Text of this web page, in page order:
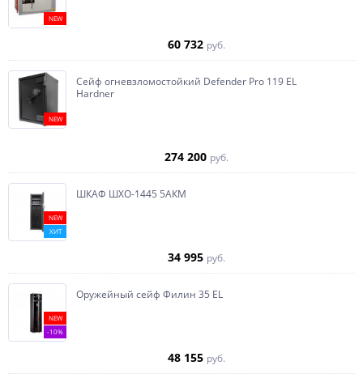
NEW
60 732 руб.
NEW
Сейф огневзломостойкий Defender Pro 119 EL
Hardner
274 200 руб.
NEW
ХИТ
ШКАФ ШХО-1445 5АКМ
34 995 руб.
NEW
-10%
Оружейный сейф Филин 35 EL
48 155 руб.